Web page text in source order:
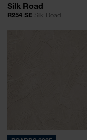
Silk Road
R254 SE Silk Road